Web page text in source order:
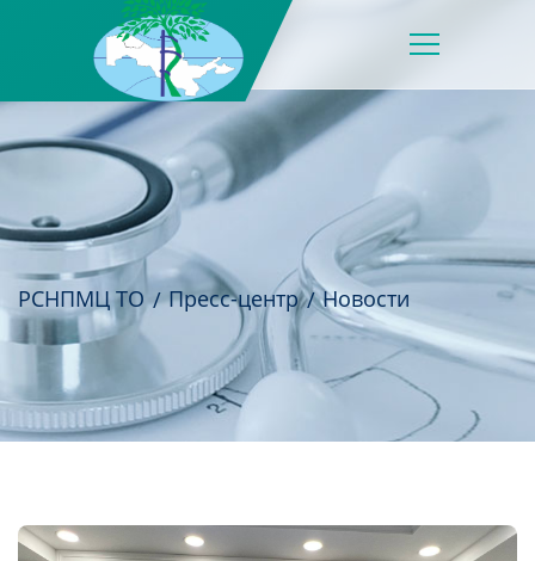
РСНПМЦ ТО Пресс-центр Новости